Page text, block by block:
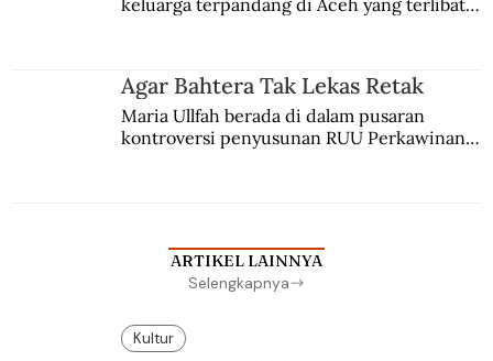
keluarga terpandang di Aceh yang terlibat
Agar Bahtera Tak Lekas Retak
Maria Ullfah berada di dalam pusaran
kontroversi penyusunan RUU Perkawinan.
ARTIKEL LAINNYA
Selengkapnya
Kultur